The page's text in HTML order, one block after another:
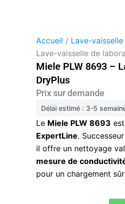
Accueil / Lave-
Lave-vaisselle de
Miele PLW 8693 –
DryPlus
Prix sur demande
Délai estimé : 3-5
Le Miele PLW 8693
ExpertLine.
il offre un nettoyage
mesure de
pour un chargement